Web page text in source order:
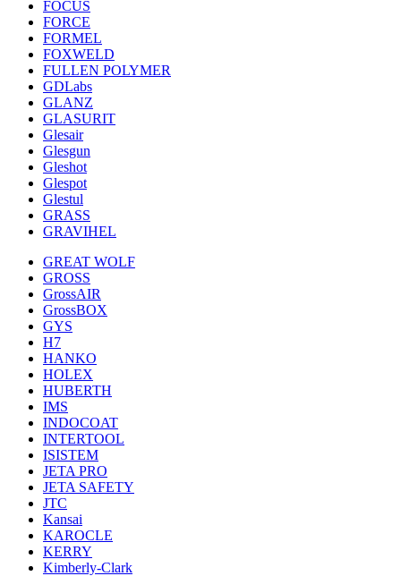
FOCUS
FORCE
FORMEL
FOXWELD
FULLEN POLYMER
GDLabs
GLANZ
GLASURIT
Glesair
Glesgun
Gleshot
Glespot
Glestul
GRASS
GRAVIHEL
GREAT WOLF
GROSS
GrossAIR
GrossBOX
GYS
H7
HANKO
HOLEX
HUBERTH
IMS
INDOCOAT
INTERTOOL
ISISTEM
JETA PRO
JETA SAFETY
JTC
Kansai
KAROCLE
KERRY
Kimberly-Clark